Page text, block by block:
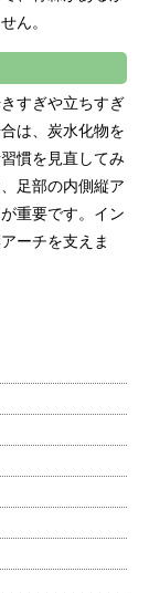
ん。
すぎや立ちすぎ
は、炭水化物を
慣を見直してみ
足部の内側縦ア
重要です。イン
ーチを支えま